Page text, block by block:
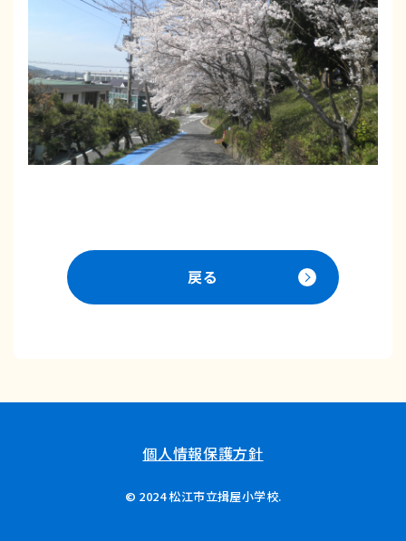
戻る
個人情報保護方針
© 2024 松江市立揖屋小学校.